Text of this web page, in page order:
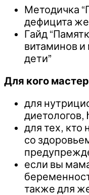
Методичка
дефицита
Гайд
витаминов
дети”
Для кого
для
диетологов,
для тех, кто
со
если вы
также для